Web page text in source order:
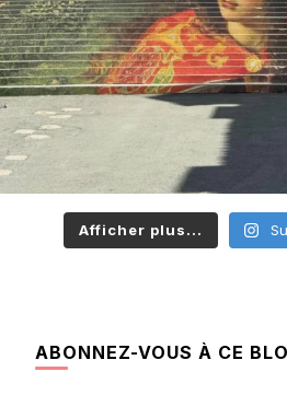
Afficher plus...
ABONNEZ-VOUS À CE